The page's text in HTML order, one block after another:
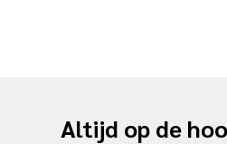
Altijd op de